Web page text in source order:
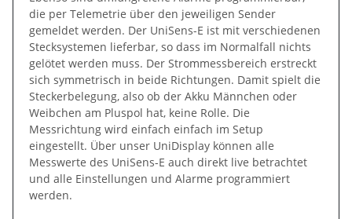
die per Telemetrie über den jeweiligen Sender
gemeldet werden. Der UniSens-E ist mit verschiedenen
Stecksystemen lieferbar, so dass im Normalfall nichts
gelötet werden muss. Der Strommessbereich erstreckt
sich symmetrisch in beide Richtungen. Damit spielt die
Steckerbelegung, also ob der Akku Männchen oder
Weibchen am Pluspol hat, keine Rolle. Die
Messrichtung wird einfach einfach im Setup
eingestellt. Über unser UniDisplay können alle
Messwerte des UniSens-E auch direkt live betrachtet
und alle Einstellungen und Alarme programmiert
werden.